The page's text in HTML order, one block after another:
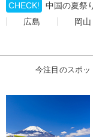
CHECK!
中国の夏祭
広島
岡山
今注目のスポ